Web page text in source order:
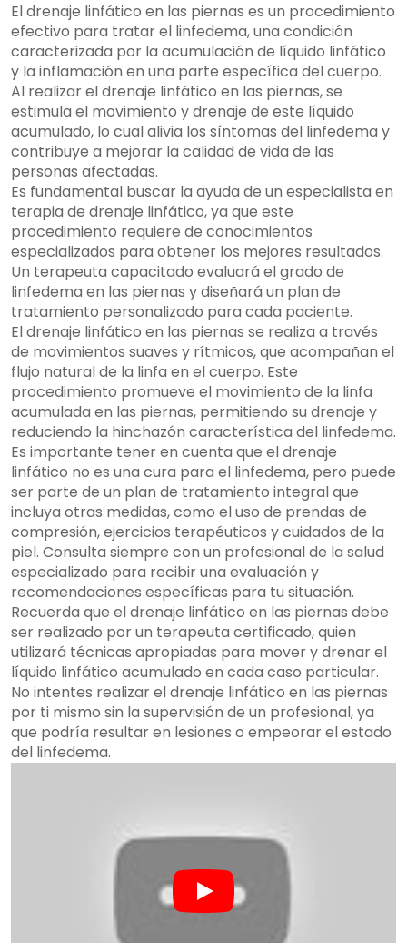
El drenaje linfático en las piernas es un procedimiento
efectivo para tratar el linfedema, una condición
caracterizada por la acumulación de líquido linfático
y la inflamación en una parte específica del cuerpo.
Al realizar el drenaje linfático en las piernas, se
estimula el movimiento y drenaje de este líquido
acumulado, lo cual alivia los síntomas del linfedema y
contribuye a mejorar la calidad de vida de las
personas afectadas.
Es fundamental buscar la ayuda de un especialista en
terapia de drenaje linfático, ya que este
procedimiento requiere de conocimientos
especializados para obtener los mejores resultados.
Un terapeuta capacitado evaluará el grado de
linfedema en las piernas y diseñará un plan de
tratamiento personalizado para cada paciente.
El drenaje linfático en las piernas se realiza a través
de movimientos suaves y rítmicos, que acompañan el
flujo natural de la linfa en el cuerpo. Este
procedimiento promueve el movimiento de la linfa
acumulada en las piernas, permitiendo su drenaje y
reduciendo la hinchazón característica del linfedema.
Es importante tener en cuenta que el drenaje
linfático no es una cura para el linfedema, pero puede
ser parte de un plan de tratamiento integral que
incluya otras medidas, como el uso de prendas de
compresión, ejercicios terapéuticos y cuidados de la
piel. Consulta siempre con un profesional de la salud
especializado para recibir una evaluación y
recomendaciones específicas para tu situación.
Recuerda que el drenaje linfático en las piernas debe
ser realizado por un terapeuta certificado, quien
utilizará técnicas apropiadas para mover y drenar el
líquido linfático acumulado en cada caso particular.
No intentes realizar el drenaje linfático en las piernas
por ti mismo sin la supervisión de un profesional, ya
que podría resultar en lesiones o empeorar el estado
del linfedema.